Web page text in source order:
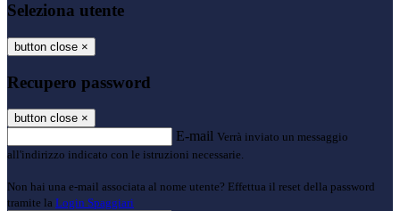
Seleziona utente
button close ×
Recupero password
button close ×
E-mail Verrà inviato un messaggio
all'indirizzo indicato con le istruzioni necessarie.
Non hai una e-mail associata al nome utente? Effettua il reset della password
tramite la Login Spaggiari